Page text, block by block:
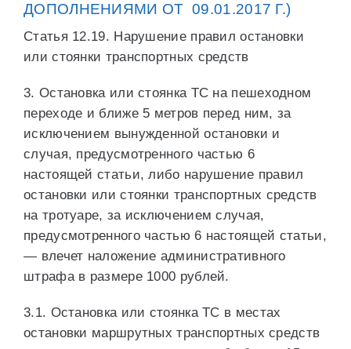
ДОПОЛНЕНИЯМИ ОТ 09.01.2017 Г.)
Статья 12.19. Нарушение правил остановки
или стоянки транспортных средств
3. Остановка или стоянка ТС на пешеходном
переходе и ближе 5 метров перед ним, за
исключением вынужденной остановки и
случая, предусмотренного частью 6
настоящей статьи, либо нарушение правил
остановки или стоянки транспортных средств
на тротуаре, за исключением случая,
предусмотренного частью 6 настоящей статьи,
— влечет наложение административного
штрафа в размере 1000 рублей.
3.1. Остановка или стоянка ТС в местах
остановки маршрутных транспортных средств